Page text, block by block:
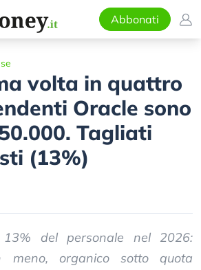
Abbonati
volta in quattro
Oracle sono
Tagliati
(13%)
del personale nel 2026:
meno, organico sotto quota